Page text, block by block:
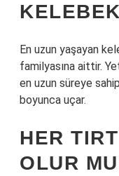
En uzun yaşayan
familyasına aittir.
en uzun süreye
boyunca uçar.
HER
OLUR